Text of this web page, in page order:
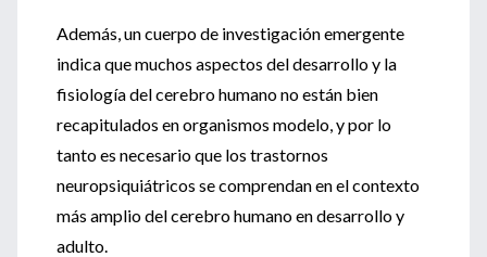
Además, un cuerpo de investigación emergente
indica que muchos aspectos del desarrollo y la
fisiología del cerebro humano no están bien
recapitulados en organismos modelo, y por lo
tanto es necesario que los trastornos
neuropsiquiátricos se comprendan en el contexto
más amplio del cerebro humano en desarrollo y
adulto.